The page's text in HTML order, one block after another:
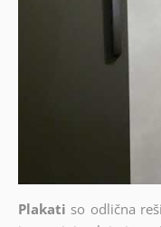
Plakati so odlična